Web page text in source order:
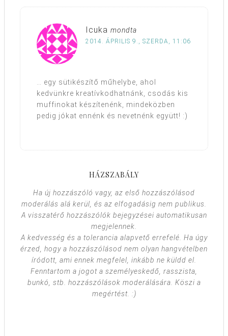
Icuka mondta
2014. ÁPRILIS 9., SZERDA, 11:06
… egy sütikészítő műhelybe, ahol
kedvünkre kreatívkodhatnánk, csodás kis
muffinokat készítenénk, mindeközben
pedig jókat ennénk és nevetnénk együtt! :)
HÁZSZABÁLY
Ha új hozzászóló vagy, az első hozzászólásod
moderálás alá kerül, és az elfogadásig nem publikus.
A visszatérő hozzászólók bejegyzései automatikusan
megjelennek.
A kedvesség és a tolerancia alapvető errefelé. Ha úgy
érzed, hogy a hozzászólásod nem olyan hangvételben
íródott, ami ennek megfelel, inkább ne küldd el.
Fenntartom a jogot a személyeskedő, rasszista,
bunkó, stb. hozzászólások moderálására. Köszi a
megértést. :)